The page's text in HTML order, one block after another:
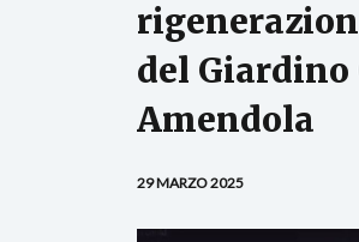
del Giardino
Amendola
29 MARZO 2025